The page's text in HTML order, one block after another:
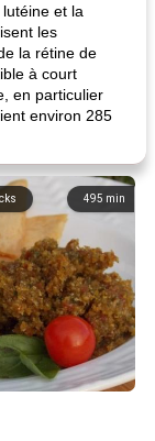
et la
les
la rétine de
à court
en particulier
environ 285
495 min